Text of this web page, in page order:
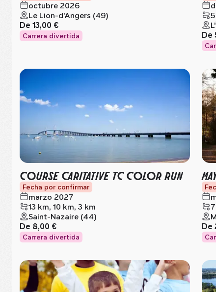
octubre 2026
Le Lion-d'Angers (49)
De 13,00 €
Carrera divertida
De
COURSE CARITATIVE TC COLOR RUN
Fecha por confirmar
marzo 2027
13 km, 10 km, 3 km
Saint-Nazaire (44)
De 8,00 €
Carrera divertida
De